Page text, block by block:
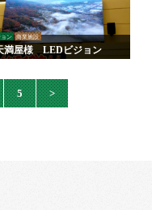
ン 商業施設
満屋様 LEDビジョン
5 >